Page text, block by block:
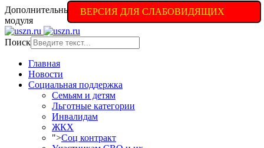
Дополнительные настройки доступны в полной версии
модуля
ВЕРСИЯ ДЛЯ СЛАБОВИДЯЩИХ
Поиск
Главная
Новости
Социальная поддержка
Семьям и детям
Льготные категории
Инвалидам
ЖКХ
">Соц контракт